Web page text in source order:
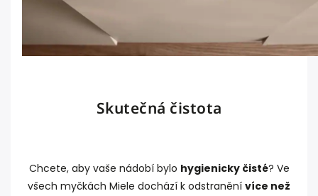
Skutečná čistota
Chcete, aby vaše nádobí bylo hygienicky čisté? Ve
všech myčkách Miele dochází k odstranění více než